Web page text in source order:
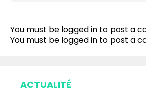
You must be logged in to post a
You must be logged in to post a
ACTUALITÉ